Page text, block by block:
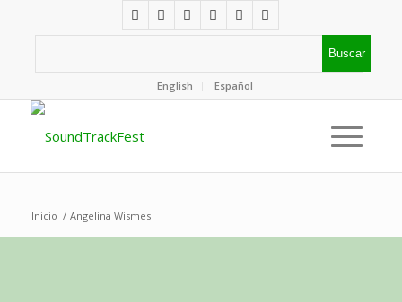
English Español
Inicio / Angelina Wismes